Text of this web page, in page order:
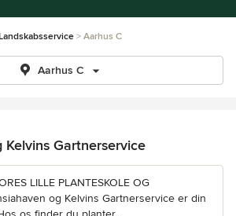
Aarhus C
Aarhus C
Kelvins Gartnerservice
LILLE PLANTESKOLE OG
og Kelvins Gartnerservice er din